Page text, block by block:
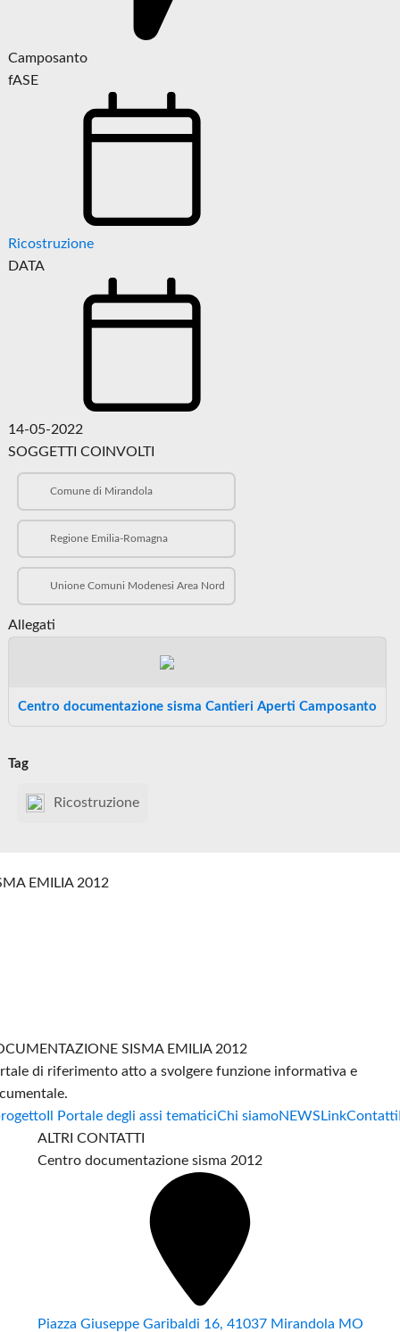
Camposanto
fASE
Ricostruzione
DATA
14-05-2022
SOGGETTI COINVOLTI
Comune di Mirandola
Regione Emilia-Romagna
Unione Comuni Modenesi Area Nord
Allegati
Centro documentazione sisma Cantieri Aperti Camposanto
Tag
Ricostruzione
EMILIA 2012
SISMA EMILIA 2012
di riferimento atto a svolgere funzione informativa e
Il Portale degli assi tematiciChi siamoNEWS LinkContatti
ALTRI CONTATTI
Centro documentazione sisma 2012
Piazza Giuseppe Garibaldi 16, 41037 Mirandola MO